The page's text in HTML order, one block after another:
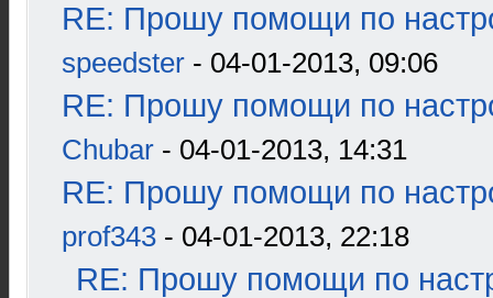
RE: Прошу помощи по
speedster - 04-01-2013, 09:06
RE: Прошу помощи по
Chubar - 04-01-2013, 14:31
RE: Прошу помощи по
prof343 - 04-01-2013, 22:18
RE: Прошу помощи по